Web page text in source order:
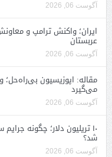
آگوست 06, 2026
ایران؛ واکنش ترامپ و
عربستان
آگوست 06, 2026
مقاله: اپوزیسیون
می‌گیرد
آگوست 06, 2026
۱۰ تریلیون دلار؛ چگونه
شد؟
آگوست 06, 2026